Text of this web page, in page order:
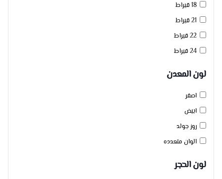
18 قيراط
21 قيراط
22 قيراط
24 قيراط
لون المعدن
اصفر
ابيض
روز جولد
الوان متعدده
لون الحجر